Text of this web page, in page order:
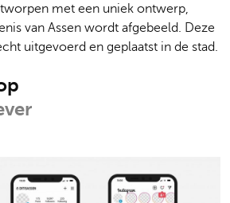
met een uniek ontwerp,
van Assen wordt afgebeeld. Deze
uitgevoerd en geplaatst in de stad.